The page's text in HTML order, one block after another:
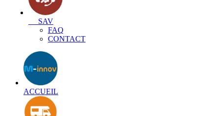
SAV
FAQ
CONTACT
ACCUEIL